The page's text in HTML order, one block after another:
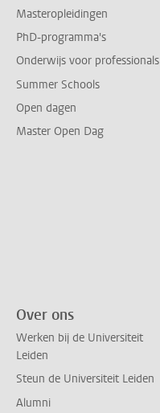
Masteropleidingen
PhD-programma's
Onderwijs voor professionals
Summer Schools
Open dagen
Master Open Dag
Over ons
Werken bij de Universiteit
Leiden
Steun de Universiteit Leiden
Alumni